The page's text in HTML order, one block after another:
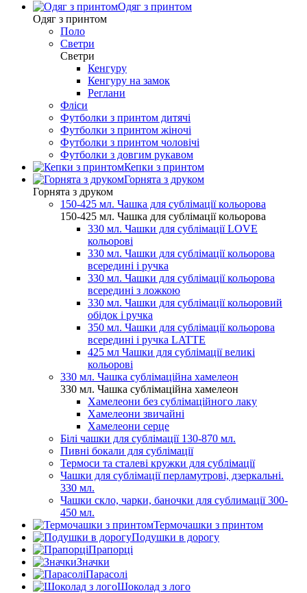
Одяг з принтом
Одяг з принтом
Поло
Светри
Светри
Кенгуру
Кенгуру на замок
Реглани
Фліси
Футболки з принтом дитячі
Футболки з принтом жіночі
Футболки з принтом чоловічі
Футболки з довгим рукавом
Кепки з принтом
Горнята з друком
Горнята з друком
150-425 мл. Чашка для сублімації кольорова
150-425 мл. Чашка для сублімації кольорова
330 мл. Чашки для сублімації LOVE
кольорові
330 мл. Чашки для сублімації кольорова
всередині і ручка
330 мл. Чашки для сублімації кольорова
всередині з ложкою
330 мл. Чашки для сублімації кольоровий
обідок і ручка
350 мл. Чашки для сублімації кольорова
всередині і ручка LATTE
425 мл Чашки для сублімації великі
кольорові
330 мл. Чашка сублімаційна хамелеон
330 мл. Чашка сублімаційна хамелеон
Хамелеони без сублімаційного лаку
Хамелеони звичайні
Хамелеони серце
Білі чашки для сублімації 130-870 мл.
Пивні бокали для сублімації
Термоси та сталеві кружки для сублімації
Чашки для сублімації перламутрові, дзеркальні.
330 мл.
Чашки скло, чарки, баночки для сублимації 300-
450 мл.
Термочашки з принтом
Подушки в дорогу
Прапорці
Значки
Парасолі
Шоколад з лого